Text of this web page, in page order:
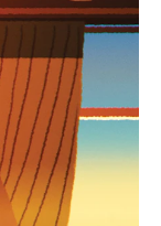
与您共